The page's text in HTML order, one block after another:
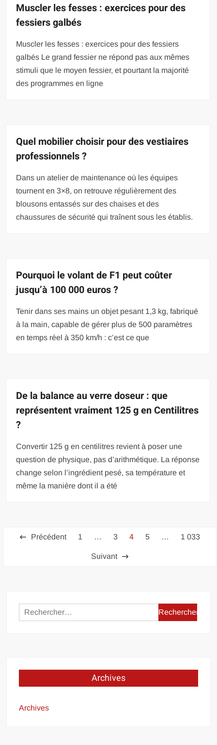
Muscler les fesses : exercices pour des
fessiers galbés
Muscler les fesses : exercices pour des fessiers
galbés Le grand fessier ne répond pas aux mêmes
stimuli que le moyen fessier, et pourtant la majorité
des programmes en ligne
Quel mobilier choisir pour des vestiaires
professionnels ?
Dans un atelier de maintenance où les équipes
tournent en 3×8, on retrouve régulièrement des
blousons entassés sur des chaises et des
chaussures de sécurité qui traînent sous les établis.
Pourquoi le volant de F1 peut coûter
jusqu’à 100 000 euros ?
Tenir dans ses mains un objet pesant 1,3 kg, fabriqué
à la main, capable de gérer plus de 500 paramètres
en temps réel à 350 km/h : c’est ce que
De la balance au verre doseur : que
représentent vraiment 125 g en Centilitres
?
Convertir 125 g en centilitres revient à poser une
question de physique, pas d’arithmétique. La réponse
change selon l’ingrédient pesé, sa température et
même la manière dont il a été
Pagination
Précédent 1 … 3 4 5 … 1 033
Suivant
Rechercher :
Archives
Archives